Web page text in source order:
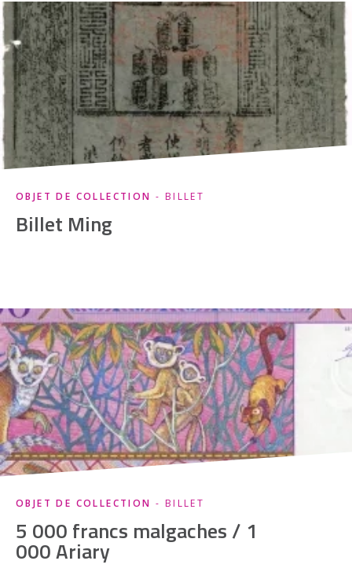
OBJET DE COLLECTION - BILLET
Billet Ming
OBJET DE COLLECTION - BILLET
5 000 francs malgaches / 1
000 Ariary